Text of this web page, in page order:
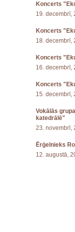
Koncerts
19. decembrī,
Koncerts
18. decembrī,
Koncerts
16. decembrī,
Koncerts
15. decembrī,
Vokālās
katedrālē"
23. novembrī,
Ērģelnieks
12. augustā,